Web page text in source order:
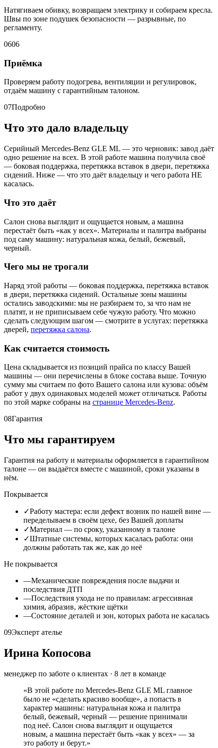
Натягиваем обивку, возвращаем электрику и собираем кресла.
Швы по зоне подушек безопасности — разрывные, по
регламенту.
0606
Приёмка
Проверяем работу подогрева, вентиляции и регулировок,
отдаём машину с гарантийным талоном.
07Подробно
Что это дало владельцу
Серийный Mercedes-Benz GLE ML — это черновик: завод даёт
одно решение на всех. В этой работе машина получила своё
— боковая поддержка, перетяжка вставок в двери, перетяжка
сидений. Ниже — что это даёт владельцу и чего работа НЕ
касалась.
Что это даёт
Салон снова выглядит и ощущается новым, а машина
перестаёт быть «как у всех». Материалы и палитра выбраны
под саму машину: натуральная кожа, белый, бежевый,
черный.
Чего мы не трогали
Наряд этой работы — боковая поддержка, перетяжка вставок
в двери, перетяжка сидений. Остальные зоны машины
остались заводскими: мы не разбираем то, за что нам не
платят, и не приписываем себе чужую работу. Что можно
сделать следующим шагом — смотрите в услугах: перетяжка
дверей, перетяжка салона.
Как считается стоимость
Цена складывается из позиций прайса по классу Вашей
машины — они перечислены в блоке состава выше. Точную
сумму мы считаем по фото Вашего салона или кузова: объём
работ у двух одинаковых моделей может отличаться. Работы
по этой марке собраны на странице Mercedes-Benz.
08Гарантия
Что мы гарантируем
Гарантия на работу и материалы оформляется в гарантийном
талоне — он выдаётся вместе с машиной, сроки указаны в
нём.
Покрывается
✓Работу мастера: если дефект возник по нашей вине —
переделываем в своём цехе, без Вашей доплаты
✓Материал — по сроку, указанному в талоне
✓Штатные системы, которых касалась работа: они
должны работать так же, как до неё
Не покрывается
—Механические повреждения после выдачи и
последствия ДТП
—Последствия ухода не по правилам: агрессивная
химия, абразив, жёсткие щётки
—Состояние деталей и зон, которых работа не касалась
09Эксперт ателье
Ирина Копосова
менеджер по заботе о клиентах · 8 лет в команде
«В этой работе по Mercedes-Benz GLE ML главное
было не «сделать красиво вообще», а попасть в
характер машины: натуральная кожа и палитра
белый, бежевый, черный — решение принимали
под неё. Салон снова выглядит и ощущается
новым, а машина перестаёт быть «как у всех» — за
это работу и берут.»